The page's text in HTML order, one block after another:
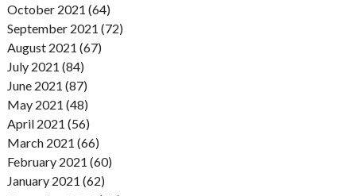
October 2021 (64)
September 2021 (72)
August 2021 (67)
July 2021 (84)
June 2021 (87)
May 2021 (48)
April 2021 (56)
March 2021 (66)
February 2021 (60)
January 2021 (62)